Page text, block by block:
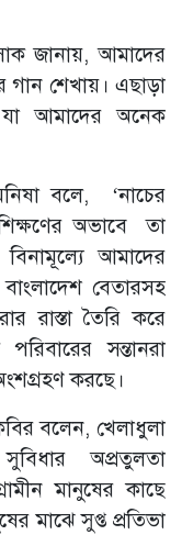
জানায়, আমাদের
শেখায়। এছাড়া
যা আমাদের অনেক
বলে, ‘নাচের
অভাবে তা
আমাদের
বেতারসহ
রাস্তা তৈরি করে
সন্তানরা
করছে।
বলেন, খেলাধুলা
সুবিধার অপ্রতুলতা
মানুষের কাছে
মাঝে সুপ্ত প্রতিভা